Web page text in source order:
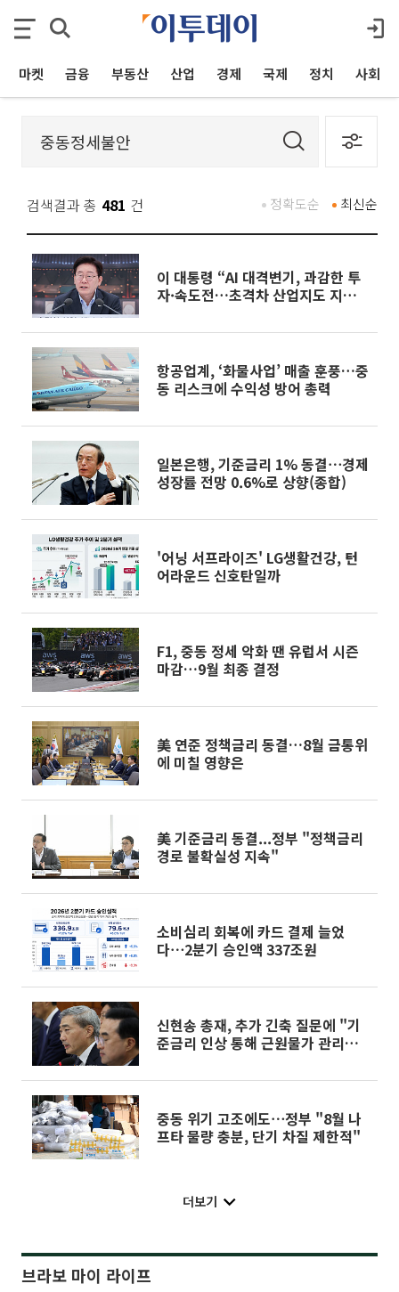
마켓 금융 부동산 산업 경제 국제 정치 사회
검색결과 총 481 건 최신순
정확도순
이 대통령 “AI 대격변기, 과감한 투
자·속도전…초격차 산업지도 지방
항공업계, ‘화물사업’ 매출 훈풍…중
동 리스크에 수익성 방어 총력
일본은행, 기준금리 1% 동결⋯경제
성장률 전망 0.6%로 상향(종합)
'어닝 서프라이즈' LG생활건강, 턴
어라운드 신호탄일까
F1, 중동 정세 악화 땐 유럽서 시즌
마감…9월 최종 결정
美 연준 정책금리 동결…8월 금통위
에 미칠 영향은
美 기준금리 동결...정부 "정책금리
경로 불확실성 지속"
소비심리 회복에 카드 결제 늘었
다⋯2분기 승인액 337조원
신현송 총재, 추가 긴축 질문에 "기
준금리 인상 통해 근원물가 관리해
중동 위기 고조에도⋯정부 "8월 나
프타 물량 충분, 단기 차질 제한적"
더보기
브라보 마이 라이프